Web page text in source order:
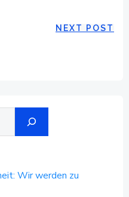
POSTNEXT POST
Wir werden zu